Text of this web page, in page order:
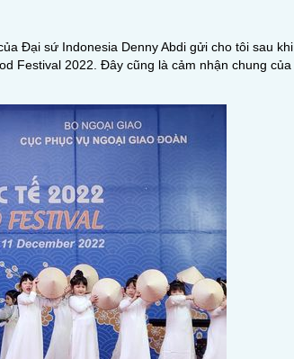
Đại sứ Indonesia Denny Abdi gửi cho tôi sau
Festival 2022. Đây cũng là cảm nhận chung